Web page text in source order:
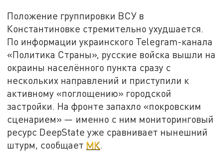
Положение группировки ВСУ в
Константиновке стремительно ухудшается.
По информации украинского Telegram-канала
«Политика Страны», русские войска вышли на
окраины населённого пункта сразу с
нескольких направлений и приступили к
активному «поглощению» городской
застройки. На фронте запахло «покровским
сценарием» — именно с ним мониторинговый
ресурс DeepState уже сравнивает нынешний
штурм, сообщает МК.